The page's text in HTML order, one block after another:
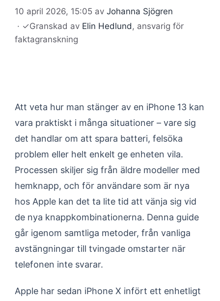
10 april 2026, 15:05 av Johanna Sjögren
· ✓Granskad av Elin Hedlund , ansvarig för
faktagranskning
Att veta hur man stänger av en iPhone 13 kan
vara praktiskt i många situationer – vare sig
det handlar om att spara batteri, felsöka
problem eller helt enkelt ge enheten vila.
Processen skiljer sig från äldre modeller med
hemknapp, och för användare som är nya
hos Apple kan det ta lite tid att vänja sig vid
de nya knappkombinationerna. Denna guide
går igenom samtliga metoder, från vanliga
avstängningar till tvingade omstarter när
telefonen inte svarar.
Apple har sedan iPhone X infört ett enhetligt